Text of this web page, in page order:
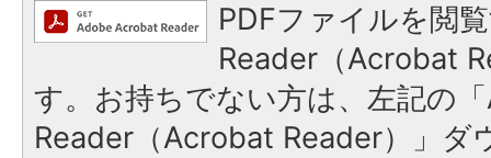
PDFファイルを閲
Reader（Acrobat
す。お持ちでない方は、左記の
Reader（Acrobat Reader）」ダ